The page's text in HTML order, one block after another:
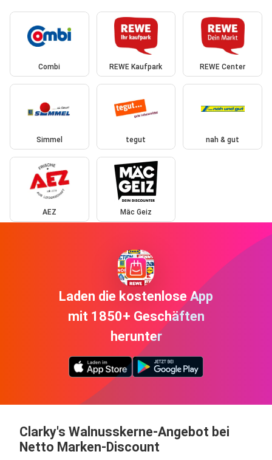
Combi REWE Kaufpark REWE Center
Simmel tegut nah & gut
AEZ Mäc Geiz
Laden die kostenlose App
mit 1850+ Geschäften
herunter
Clarky's Walnusskerne-Angebot bei
Netto Marken-Discount